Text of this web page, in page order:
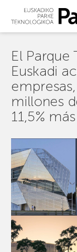
El
Euskadi
millones
11,5%